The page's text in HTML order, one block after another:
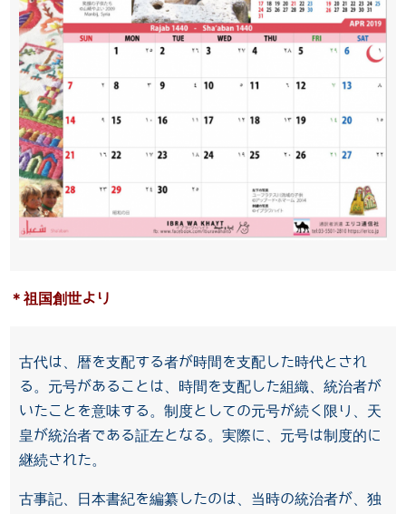
＊祖国創世より
古代は、暦を支配する者が時間を支配した時代とされ
る。元号があることは、時間を支配した組織、統治者が
いたことを意味する。制度としての元号が続く限り、天
皇が統治者である証左となる。実際に、元号は制度的に
継続された。
古事記、日本書紀を編纂したのは、当時の統治者が、独